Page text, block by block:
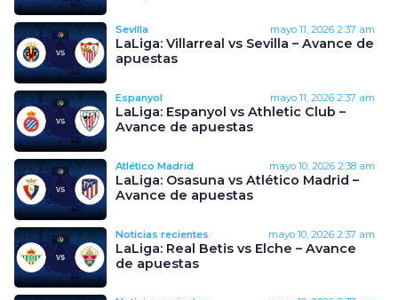
Sevilla mayo 11, 2026 2:37 am
LaLiga: Villarreal vs Sevilla – Avance de
apuestas
Espanyol mayo 11, 2026 2:37 am
LaLiga: Espanyol vs Athletic Club –
Avance de apuestas
Atlético Madrid mayo 10, 2026 2:38 am
LaLiga: Osasuna vs Atlético Madrid –
Avance de apuestas
Noticias recientes mayo 10, 2026 2:37 am
LaLiga: Real Betis vs Elche – Avance
de apuestas